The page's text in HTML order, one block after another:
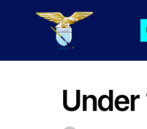
Under